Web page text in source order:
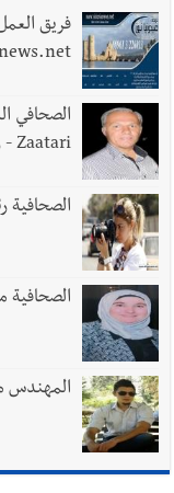
فريق
Zaatari - رئيس التحرير
الصحافية
الصحافية
المهندس